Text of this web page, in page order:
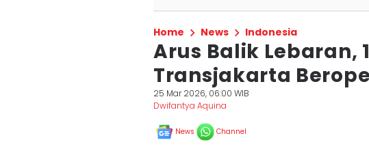
Home News Indonesia
Arus Balik Lebaran,
Transjakarta
25 Mar 2026, 06:00 WIB
Dwifantya Aquina
News Channel